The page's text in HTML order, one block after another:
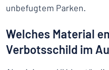
unbefugtem Parken.
Welches Material
Verbotsschild im